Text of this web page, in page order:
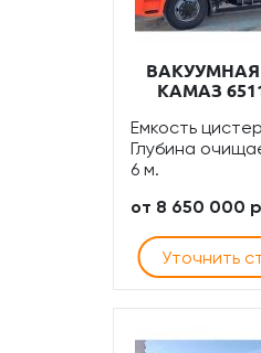
КАМАЗ
Емкость
Глубина
6 м.
от 8 650 000
Уточнить